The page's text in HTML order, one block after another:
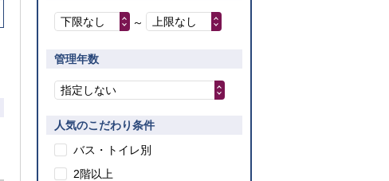
下限なし ～ 上限なし
管理年数
指定しない
人気のこだわり条件
バス・トイレ別
2階以上